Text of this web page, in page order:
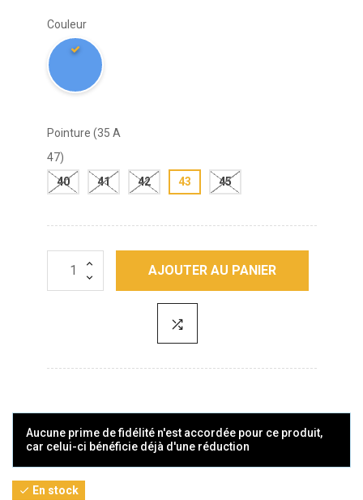
Couleur
Pointure (35 A
47)
40
41 42 43 45
AJOUTER AU PANIER
Aucune prime de fidélité n'est accordée pour ce produit,
car celui-ci bénéficie déjà d'une réduction
 En stock